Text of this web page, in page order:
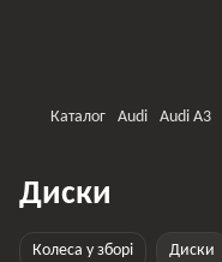
Каталог Audi Audi A3
Диски
Колеса у зборі Диски